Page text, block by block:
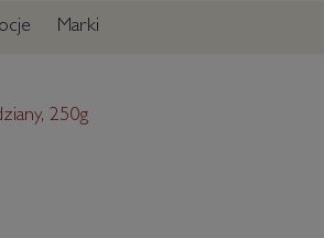
Marki
250g